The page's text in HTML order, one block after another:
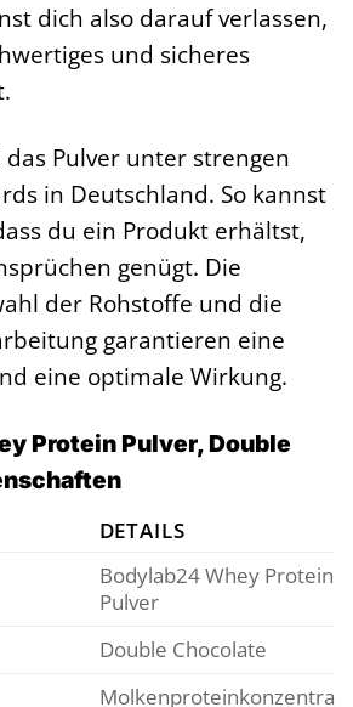
dich also darauf verlassen,
und sicheres
Pulver unter strengen
in Deutschland. So kannst
du ein Produkt erhältst,
genügt. Die
der Rohstoffe und die
garantieren eine
eine optimale Wirkung.
Protein Pulver, Double
DETAILS
Bodylab24 Whey Protein
Pulver
Double Chocolate
Molkenproteinkonzentrat